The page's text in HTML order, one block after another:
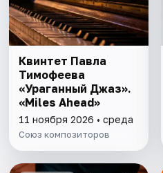
Квинтет Павла
Тимофеева
«Ураганный Джаз».
«Miles Ahead»
11 ноября 2026 • среда
Союз композиторов